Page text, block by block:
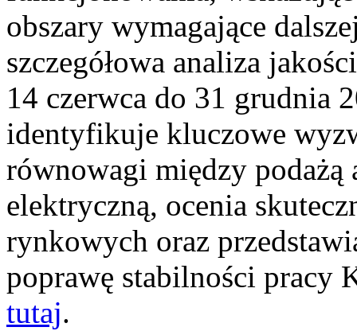
obszary wymagające
szczegółowa analiza
14 czerwca do 31 grudnia
identyfikuje kluczowe
równowagi między podażą
elektryczną, ocenia
rynkowych oraz
poprawę stabilności pracy
tutaj.